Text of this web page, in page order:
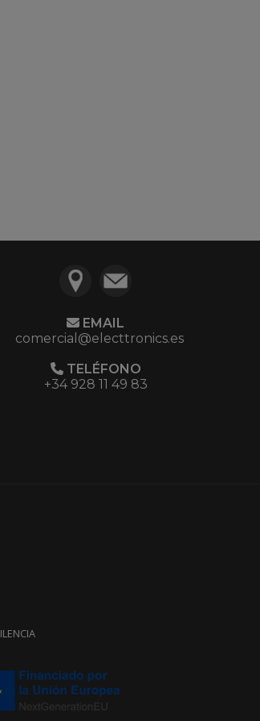
EMAIL
comercial@electtronics.es
TELÉFONO
+34 928 11 49 83